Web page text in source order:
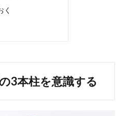
く
3本柱を意識する